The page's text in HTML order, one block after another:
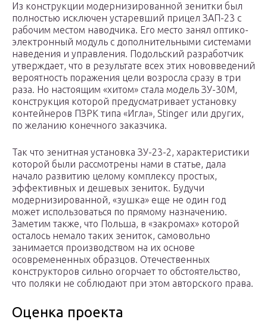
Из конструкции модернизированной зенитки был
полностью исключен устаревший прицел ЗАП-23 с
рабочим местом наводчика. Его место занял оптико-
электронный модуль с дополнительными системами
наведения и управления. Подольский разработчик
утверждает, что в результате всех этих нововведений
вероятность поражения цели возросла сразу в три
раза. Но настоящим «хитом» стала модель ЗУ-30М,
конструкция которой предусматривает установку
контейнеров ПЗРК типа «Игла», Stinger или других,
по желанию конечного заказчика.
Так что зенитная установка ЗУ-23-2, характеристики
которой были рассмотрены нами в статье, дала
начало развитию целому комплексу простых,
эффективных и дешевых зениток. Будучи
модернизированной, «зушка» еще не один год
может использоваться по прямому назначению.
Заметим также, что Польша, в «закромах» которой
осталось немало таких зениток, самовольно
занимается производством на их основе
осовремененных образцов. Отечественных
конструкторов сильно огорчает то обстоятельство,
что поляки не соблюдают при этом авторского права.
Оценка проекта